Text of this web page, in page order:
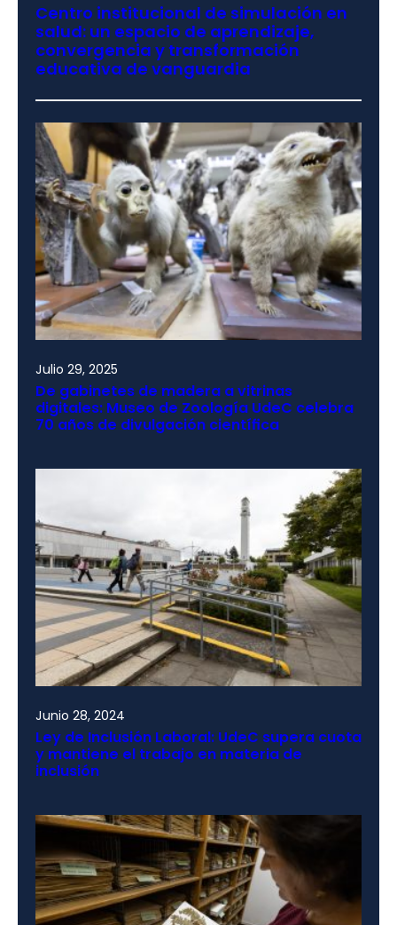
Centro institucional de simulación en
salud: un espacio de aprendizaje,
convergencia y transformación
educativa de vanguardia
Julio 29, 2025
De gabinetes de madera a vitrinas
digitales: Museo de Zoología UdeC celebra
70 años de divulgación científica
Junio 28, 2024
Ley de Inclusión Laboral: UdeC supera cuota
y mantiene el trabajo en materia de
inclusión